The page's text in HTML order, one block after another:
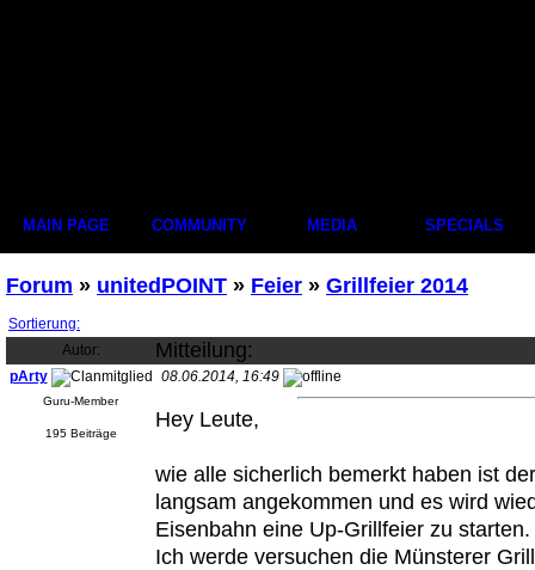
MAIN PAGE COMMUNITY MEDIA SPECIALS
Forum » unitedPOINT » Feier » Grillfeier 2014
Sortierung:
Autor:
Mitteilung:
pArty
Guru-Member
195 Beiträge
08.06.2014, 16:49
Hey Leute,
wie alle sicherlich bemerkt haben ist
langsam angekommen und es wird
Eisenbahn eine Up-Grillfeier zu starten.
Ich werde versuchen die Münsterer